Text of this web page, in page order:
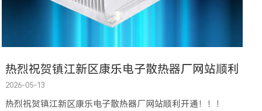
热烈祝贺镇江新区康乐电子散热器厂网站顺利
2026-05-13
热烈祝贺镇江新区康乐电子散热器厂网站顺利开通！！！